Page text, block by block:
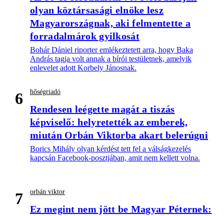
olyan köztársasági elnöke lesz
Magyarországnak, aki felmentette a
forradalmárok gyilkosát
Bohár Dániel riporter emlékeztetett arra, hogy Baka
András tagja volt annak a bírói testületnek, amelyik
enlevelet adott Korbely Jánosnak.
6 hőségriadó
Rendesen leégette magát a tiszás
képviselő: helyretették az emberek,
miután Orbán Viktorba akart belerúgni
Borics Mihály olyan kérdést tett fel a válságkezelés
kapcsán Facebook-posztjában, amit nem kellett volna.
7 orbán viktor
Ez megint nem jött be Magyar Péternek: